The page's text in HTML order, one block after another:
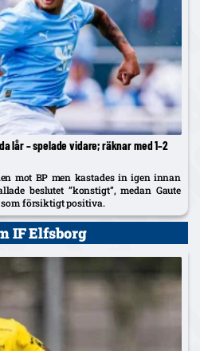
lår – spelade vidare; räknar med 1–2
mot BP men kastades in igen innan
beslutet ”konstigt”, medan Gaute
försiktigt positiva.
IF Elfsborg